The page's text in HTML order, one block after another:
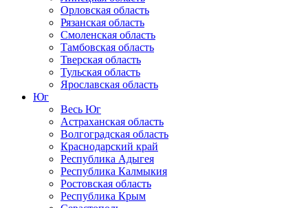
Орловская область
Рязанская область
Смоленская область
Тамбовская область
Тверская область
Тульская область
Ярославская область
Юг
Весь Юг
Астраханская область
Волгоградская область
Краснодарский край
Республика Адыгея
Республика Калмыкия
Ростовская область
Республика Крым